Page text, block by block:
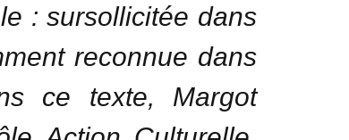
: sursollicitée dans
reconnue dans
ce texte, Margot